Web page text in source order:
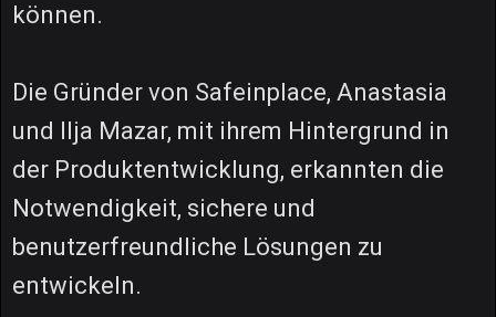
können.
Die Gründer von Safeinplace, Anastasia
und Ilja Mazar, mit ihrem Hintergrund in
der Produktentwicklung, erkannten die
Notwendigkeit, sichere und
benutzerfreundliche Lösungen zu
entwickeln.